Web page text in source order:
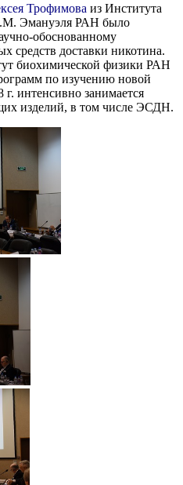
Трофимова из Института
Эмануэля РАН было
обоснованному
средств доставки никотина.
биохимической физики РАН
по изучению новой
интенсивно занимается
изделий, в том числе ЭСДН.